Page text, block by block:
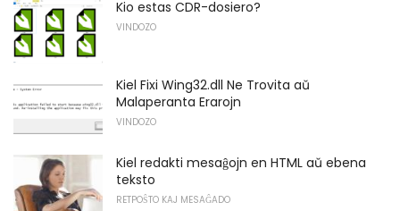
Kio estas CDR-dosiero?
VINDOZO
Kiel Fixi Wing32.dll Ne Trovita aŭ
Malaperanta Erarojn
VINDOZO
Kiel redakti mesaĝojn en HTML aŭ ebena
teksto
RETPOŜTO KAJ MESAĜADO